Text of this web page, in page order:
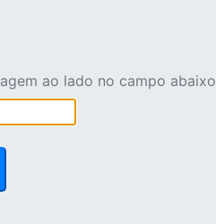
ao lado no campo abaixo